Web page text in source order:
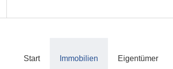
Start Immobilien Eigentümer